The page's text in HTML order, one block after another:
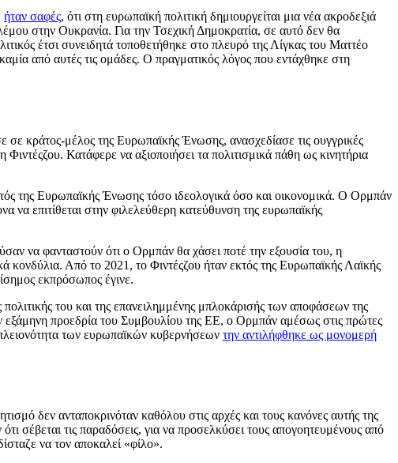
ήταν σαφές, ότι στη ευρωπαϊκή πολιτική δημιουργείται μια νέα ακροδεξιά
στην Ουκρανία. Για την Τσεχική Δημοκρατία, σε αυτό δεν θα
έτσι συνειδητά τοποθετήθηκε στο πλευρό της Λίγκας του Ματτέο
από αυτές τις ομάδες. Ο πραγματικός λόγος που εντάχθηκε στη
κράτος-μέλος της Ευρωπαϊκής Ένωσης, ανασχεδίασε τις ουγγρικές
Κατάφερε να αξιοποιήσει τα πολιτισμικά πάθη ως κινητήρια
της Ευρωπαϊκής Ένωσης τόσο ιδεολογικά όσο και οικονομικά. Ο Ορμπάν
να επιτίθεται στην φιλελεύθερη κατεύθυνση της ευρωπαϊκής
να φανταστούν ότι ο Ορμπάν θα χάσει ποτέ την εξουσία του, η
κονδύλια. Από το 2021, το Φιντέςζου ήταν εκτός της Ευρωπαϊκής Λαϊκής
εκπρόσωπος έγινε.
του και της επανειλημμένης μπλοκάρισής των αποφάσεων της
εξάμηνη προεδρία του Συμβουλίου της ΕΕ, ο Ορμπάν αμέσως στις πρώτες
των ευρωπαϊκών κυβερνήσεων την αντιλήφθηκε ως μονομερή
δεν ανταποκρινόταν καθόλου στις αρχές και τους κανόνες αυτής της
σέβεται τις παραδόσεις, για να προσελκύσει τους απογοητευμένους από
να τον αποκαλεί «φίλο».